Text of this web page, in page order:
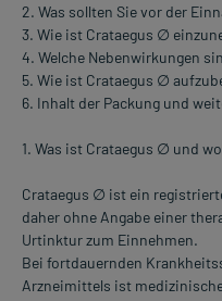
2. Was sollten Sie vor der
3. Wie ist Crataegus ∅
4. Welche Nebenwirkungen
5. Wie ist Crataegus ∅
6. Inhalt der Packung und
1. Was ist Crataegus ∅ und
Crataegus ∅ ist ein
daher ohne Angabe einer
Urtinktur zum Einnehmen.
Bei fortdauernden
Arzneimittels ist